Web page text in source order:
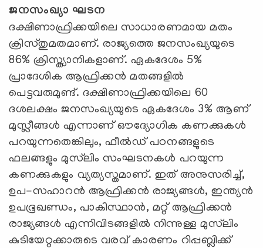
ജനസംഖ്യാ ഘടന
ദക്ഷിണാഫ്രിക്കയിലെ സാധാരണമായ മതം
ക്രിസ്തുമതമാണ്. രാജ്യത്തെ ജനസംഖ്യയുടെ
86% ക്രിസ്ത്യാനികളാണ്. ഏകദേശം 5%
പ്രാദേശിക ആഫ്രിക്കൻ മതങ്ങളിൽ
പെട്ടവരുമുണ്ട്. ദക്ഷിണാഫ്രിക്കയിലെ 60
ദശലക്ഷം ജനസംഖ്യയുടെ ഏകദേശം 3% ആണ്
മുസ്ലീങ്ങൾ എന്നാണ് ഔദ്യോഗിക കണക്കുകൾ
പറയുന്നതെങ്കിലും, ഫീൽഡ് പഠനങ്ങളുടെ
ഫലങ്ങളും മുസ്‌ലിം സംഘടനകൾ പറയുന്ന
കണക്കുകളും വ്യത്യസ്തമാണ്. ഇത് അനുസരിച്ച്,
ഉപ-സഹാറൻ ആഫ്രിക്കൻ രാജ്യങ്ങൾ, ഇന്ത്യൻ
ഉപഭൂഖണ്ഡം, പാകിസ്ഥാൻ, മറ്റ് ആഫ്രിക്കൻ
രാജ്യങ്ങൾ എന്നിവിടങ്ങളിൽ നിന്നുള്ള മുസ്‌ലിം
കുടിയേറ്റക്കാരുടെ വരവ് കാരണം റിപ്പബ്ലിക്ക്